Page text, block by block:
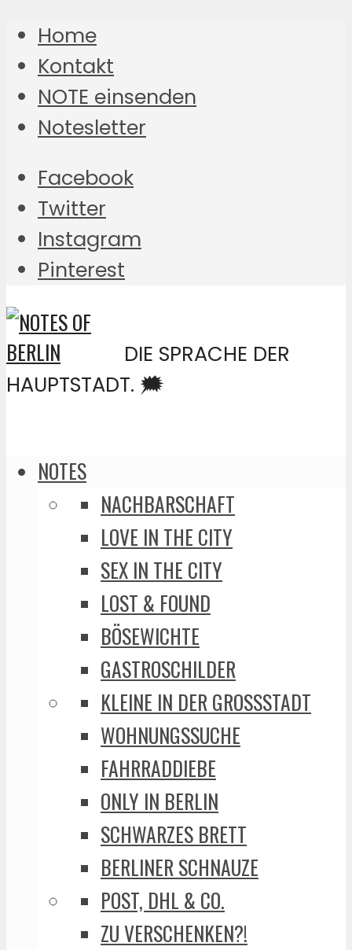
Home
Kontakt
NOTE einsenden
Notesletter
Facebook
Twitter
Instagram
Pinterest
DIE SPRACHE DER
HAUPTSTADT. 🗯️
NOTES
NACHBARSCHAFT
LOVE IN THE CITY
SEX IN THE CITY
LOST & FOUND
BÖSEWICHTE
GASTROSCHILDER
KLEINE IN DER GROSSSTADT
WOHNUNGSSUCHE
FAHRRADDIEBE
ONLY IN BERLIN
SCHWARZES BRETT
BERLINER SCHNAUZE
POST, DHL & CO.
ZU VERSCHENKEN?!